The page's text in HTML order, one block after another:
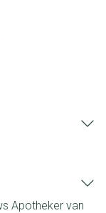
Apotheker van